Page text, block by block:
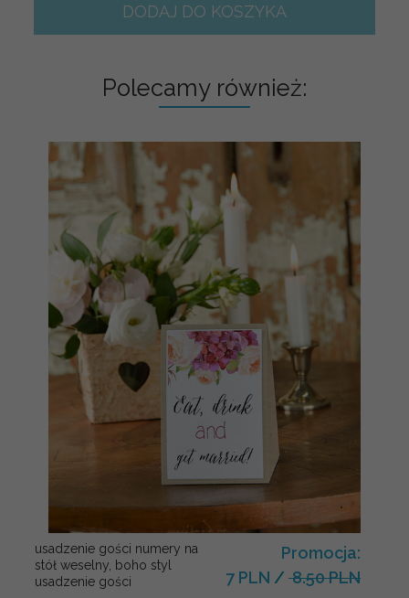
DODAJ DO KOSZYKA
Polecamy również:
usadzenie gości numery na
stół weselny, boho styl
usadzenie gości
Promocja:
7 PLN / 8.50 PLN